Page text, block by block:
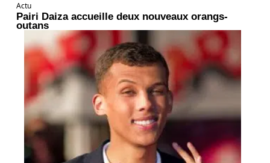
Actu
Pairi Daiza accueille deux nouveaux orangs-
outans